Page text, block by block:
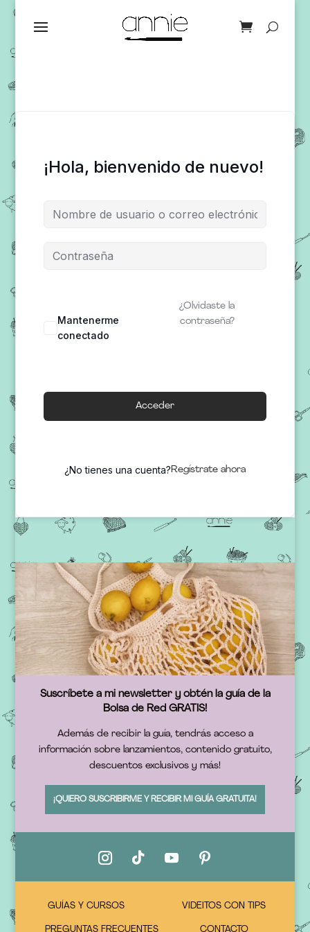
¡Hola, bienvenido de nuevo!
Mantenerme
conectado
¿Olvidaste la
contraseña?
Acceder
¿No tienes una cuenta?Regístrate ahora
Suscríbete a mi newsletter y obtén la guía de la
Bolsa de Red GRATIS!
Además de recibir la guía, tendrás acceso a
información sobre lanzamientos, contenido gratuito,
descuentos exclusivos y más!
¡QUIERO SUSCRIBIRME Y RECIBIR MI GUÍA GRATUITA!
GUÍAS Y CURSOS VIDEITOS CON TIPS
PREGUNTAS FRECUENTES CONTACTO